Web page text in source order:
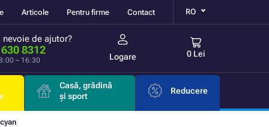
Articole Pentru firme Contact RO
nevoie de ajutor?
8312
– 16:30 Logare 0 Lei
Casă, grădină
și sport
Reducere